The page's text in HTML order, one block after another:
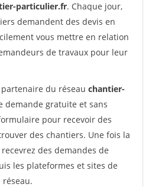
particulier.fr. Chaque jour,
demandent des devis en
vous mettre en relation
de travaux pour leur
du réseau chantier-
demande gratuite et sans
pour recevoir des
des chantiers. Une fois la
des demandes de
les plateformes et sites de